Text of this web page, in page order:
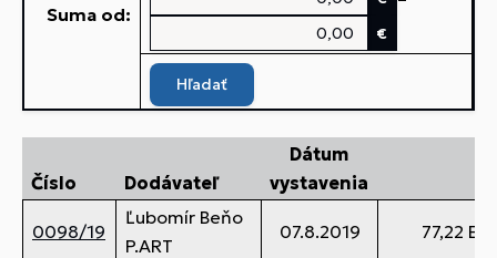
Suma od:
€
Hľadať
Číslo Dodávateľ
Dátum
vystavenia
0098/19
Ľubomír Beňo
P.ART
07.8.2019 77,22